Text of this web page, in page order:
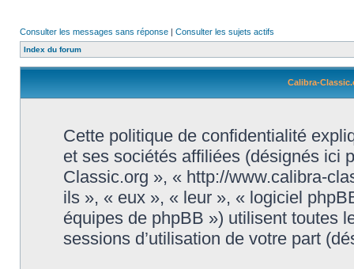
Consulter les messages sans réponse | Consulter les sujets actifs
Index du forum
Calibra-
Cette politique de confidentialité
et ses sociétés affiliées (désignés ici
Classic.org », « http://www.calibra-
ils », « eux », « leur », « logiciel
équipes de phpBB ») utilisent toutes
sessions d’utilisation de votre part